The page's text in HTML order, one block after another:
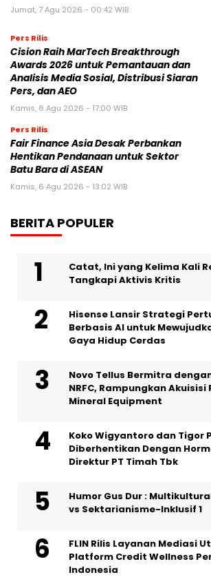
Jumat, 7 Agu 2026 - 00:42 WIB
Pers Rilis
Cision Raih MarTech Breakthrough
Awards 2026 untuk Pemantauan dan
Analisis Media Sosial, Distribusi Siaran
Pers, dan AEO
Kamis, 6 Agu 2026 - 17:00 WIB
Pers Rilis
Fair Finance Asia Desak Perbankan
Hentikan Pendanaan untuk Sektor
Batu Bara di ASEAN
Kamis, 6 Agu 2026 - 13:02 WIB
BERITA POPULER
Catat, Ini yang Kelima Kali
Tangkapi Aktivis Kritis
Hisense Lansir Strategi
Berbasis AI untuk
Gaya Hidup Cerdas
Novo Tellus Bermitra
NRFC, Rampungkan Akuisisi
Mineral Equipment
Koko Wigyantoro dan Tigor
Diberhentikan Dengan
Direktur PT Timah Tbk
Humor Gus Dur :
vs Sektarianisme-Inklusif 1
FLIN Rilis Layanan Mediasi
Platform Credit Wellness
Indonesia